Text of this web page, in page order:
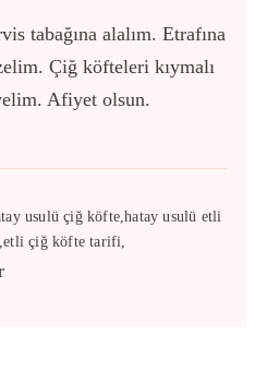
tabağına alalım. Etrafına
Çiğ köfteleri kıymalı
Afiyet olsun.
usulü çiğ köfte,hatay usulü etli
çiğ köfte tarifi,